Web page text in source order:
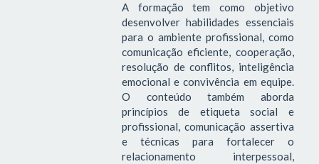
A formação tem como objetivo
desenvolver habilidades essenciais
para o ambiente profissional, como
comunicação eficiente, cooperação,
resolução de conflitos, inteligência
emocional e convivência em equipe.
O conteúdo também aborda
princípios de etiqueta social e
profissional, comunicação assertiva
e técnicas para fortalecer o
relacionamento interpessoal,